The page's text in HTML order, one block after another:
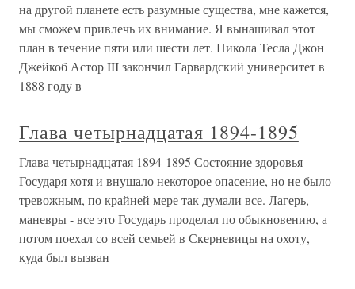
на другой планете есть разумные существа, мне кажется,
мы сможем привлечь их внимание. Я вынашивал этот
план в течение пяти или шести лет. Никола Тесла Джон
Джейкоб Астор III закончил Гарвардский университет в
1888 году в
Глава четырнадцатая 1894-1895
Глава четырнадцатая 1894-1895 Состояние здоровья
Государя хотя и внушало некоторое опасение, но не было
тревожным, по крайней мере так думали все. Лагерь,
маневры - все это Государь проделал по обыкновению, а
потом поехал со всей семьей в Скерневицы на охоту,
куда был вызван